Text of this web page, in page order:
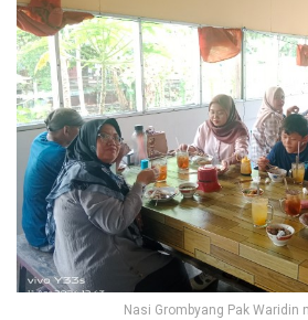
Nasi Grombyang Pak Waridin